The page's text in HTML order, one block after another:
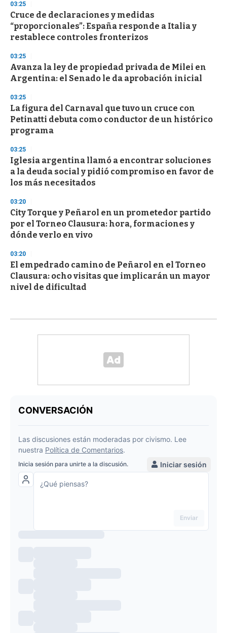
03:25
Cruce de declaraciones y medidas
“proporcionales”: España responde a Italia y
restablece controles fronterizos
03:25
Avanza la ley de propiedad privada de Milei en
Argentina: el Senado le da aprobación inicial
03:25
La figura del Carnaval que tuvo un cruce con
Petinatti debuta como conductor de un histórico
programa
03:25
Iglesia argentina llamó a encontrar soluciones
a la deuda social y pidió compromiso en favor de
los más necesitados
03:20
City Torque y Peñarol en un prometedor partido
por el Torneo Clausura: hora, formaciones y
dónde verlo en vivo
03:20
El empedrado camino de Peñarol en el Torneo
Clausura: ocho visitas que implicarán un mayor
nivel de dificultad